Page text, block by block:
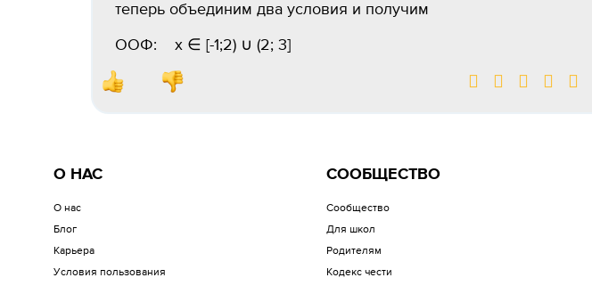
теперь объединим два условия и получим
ООФ: х ∈ [-1;2) ∪ (2; 3]
О НАС
О нас
Блог
Карьера
Условия пользования
СООБЩЕСТВО
Сообщество
Для школ
Родителям
Кодекс чести